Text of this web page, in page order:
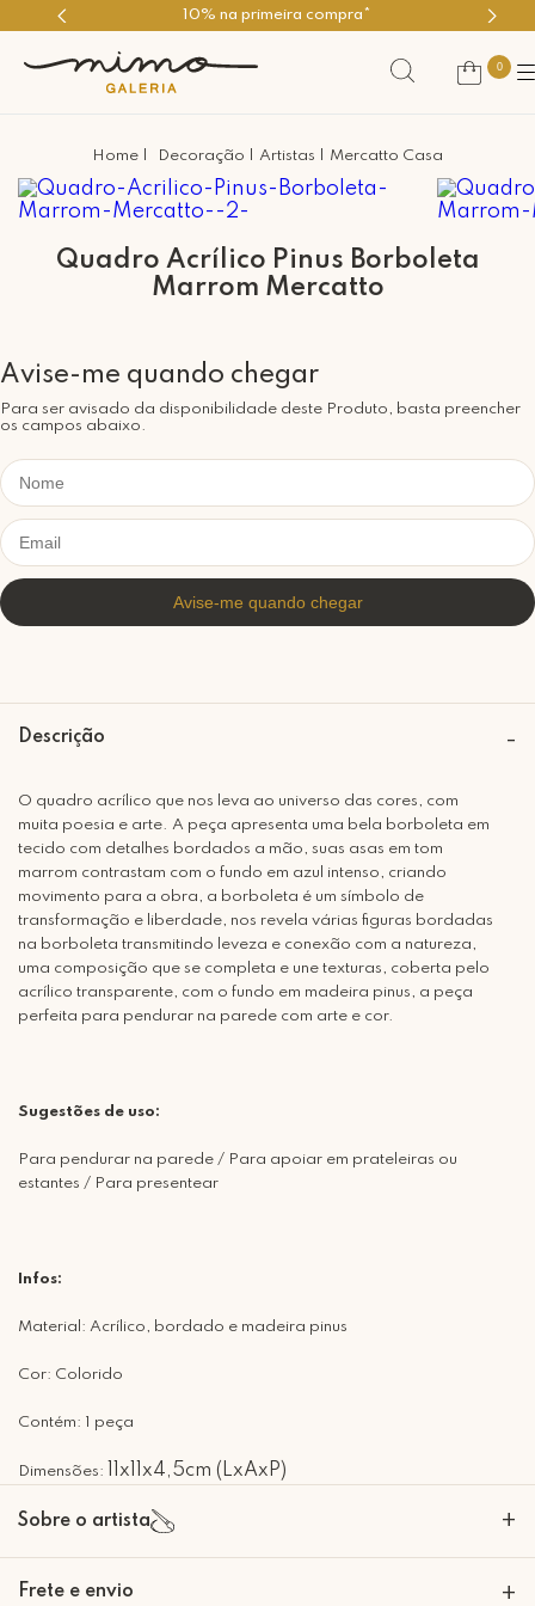
10% na primeira compra*
0
Decoração Artistas Mercatto Casa
Quadro Acrílico Pinus Borboleta
Marrom Mercatto
Para ser avisado da disponibilidade deste Produto, basta preencher
os campos abaixo.
Descrição
O quadro acrílico que nos leva ao universo das cores, com
muita poesia e arte. A peça apresenta uma bela borboleta em
tecido com detalhes bordados a mão, suas asas em tom
marrom contrastam com o fundo em azul intenso, criando
movimento para a obra, a borboleta é um símbolo de
transformação e liberdade, nos revela várias figuras bordadas
na borboleta transmitindo leveza e conexão com a natureza,
uma composição que se completa e une texturas, coberta pelo
acrílico transparente, com o fundo em madeira pinus, a peça
perfeita para pendurar na parede com arte e cor.
Sugestões de uso:
Para pendurar na parede / Para apoiar em prateleiras ou
estantes / Para presentear
Infos:
Material: Acrílico, bordado e madeira pinus
Cor: Colorido
Contém: 1 peça
Dimensões: 11x11x4,5cm (LxAxP)
Sobre o artista +
Eliana e Marcia são duas amigas que desde sempre, faziam "arte".
Frete e envio +